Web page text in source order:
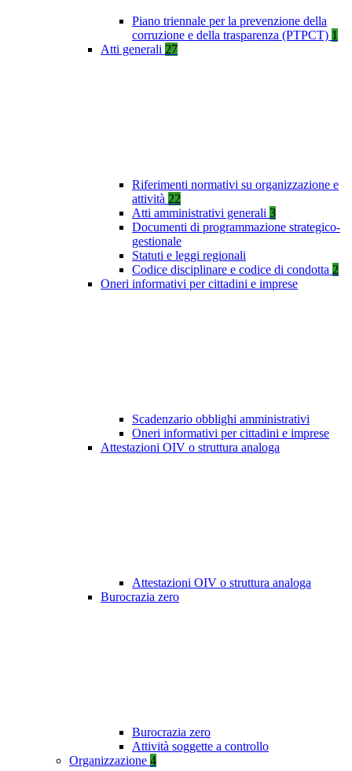
Piano triennale per la prevenzione della
corruzione e della trasparenza (PTPCT) 1
Atti generali 27
Riferimenti normativi su organizzazione e
attività 22
Atti amministrativi generali 3
Documenti di programmazione strategico-
gestionale
Statuti e leggi regionali
Codice disciplinare e codice di condotta 2
Oneri informativi per cittadini e imprese
Scadenzario obblighi amministrativi
Oneri informativi per cittadini e imprese
Attestazioni OIV o struttura analoga
Attestazioni OIV o struttura analoga
Burocrazia zero
Burocrazia zero
Attività soggette a controllo
Organizzazione 4